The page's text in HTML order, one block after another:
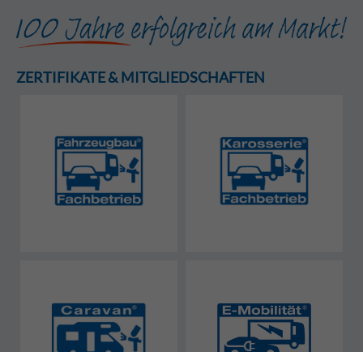
ZERTIFIKATE & MITGLIEDSCHAFTEN